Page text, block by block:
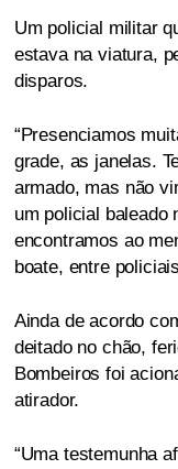
Um policial militar
estava na viatura,
disparos.
“Presenciamos
grade, as janelas.
armado, mas não
um policial baleado
encontramos ao
boate, entre
Ainda de acordo
deitado no chão,
Bombeiros foi
atirador.
“Uma testemunha